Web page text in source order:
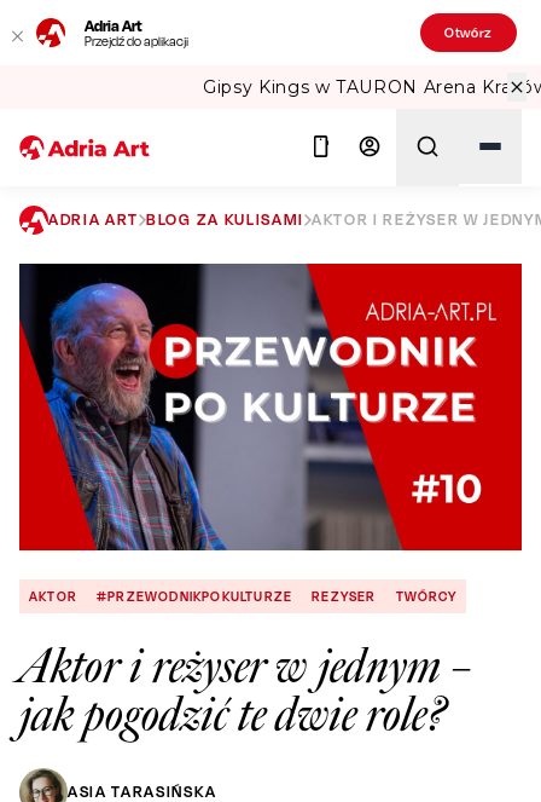
Adria Art
Przejdź do aplikacji Otwórz
Gipsy Kings w TAURON Arena Kraków!
ADRIA ART BLOG ZA KULISAMI AKTOR I REŻYSER W
AKTOR #PRZEWODNIKPOKULTURZE REZYSER TWÓRCY
Aktor i reżyser w jednym –
jak pogodzić te dwie role?
ASIA TARASIŃSKA